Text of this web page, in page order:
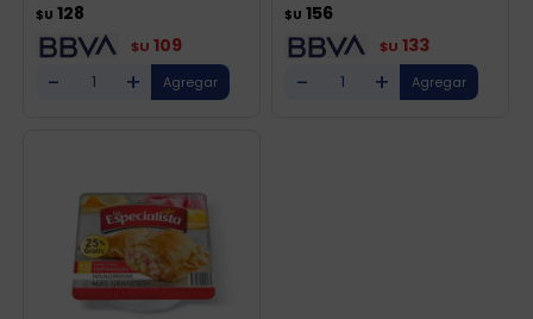
$U 128
$U 109
- +
$U 156
$U 133
- +